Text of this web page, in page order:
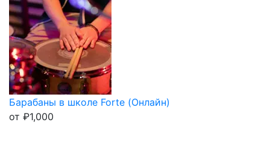
Барабаны в школе Forte (Онлайн)
от ₽1,000